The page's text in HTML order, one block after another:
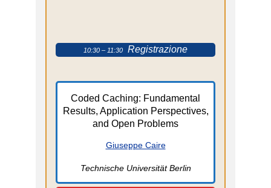
10:30 – 11:30 Registrazione
Coded Caching: Fundamental
Results, Application Perspectives,
and Open Problems
Giuseppe Caire
Technische Universität Berlin